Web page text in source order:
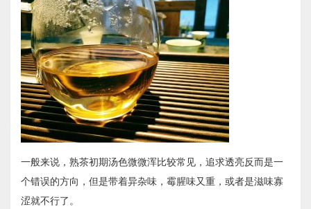
一般来说，熟茶初期汤色微微浑比较常见，追求透亮反而是一
个错误的方向，但是带着异杂味，霉腥味又重，或者是滋味寡
涩就不行了。